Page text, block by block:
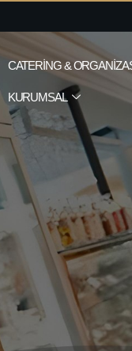
CATERING &
KURUMSAL